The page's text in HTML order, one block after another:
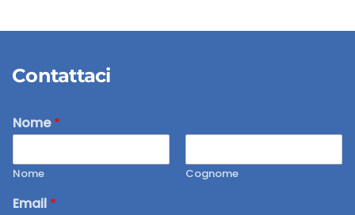
Contattaci
Nome*
Nome Cognome
Email *